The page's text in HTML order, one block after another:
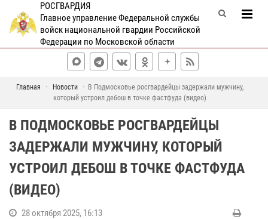
РОСГВАРДИЯ
Главное управление Федеральной службы
войск национальной гвардии Российской
Федерации по Московской области
Главная Новости
В Подмосковье росгвардейцы задержали мужчину,
который устроил дебош в точке фастфуда (видео)
В ПОДМОСКОВЬЕ РОСГВАРДЕЙЦЫ
ЗАДЕРЖАЛИ МУЖЧИНУ, КОТОРЫЙ
УСТРОИЛ ДЕБОШ В ТОЧКЕ ФАСТФУДА
(ВИДЕО)
28 октября 2025, 16:13